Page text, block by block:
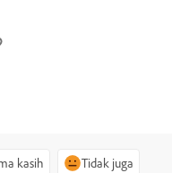
kasih Tidak juga